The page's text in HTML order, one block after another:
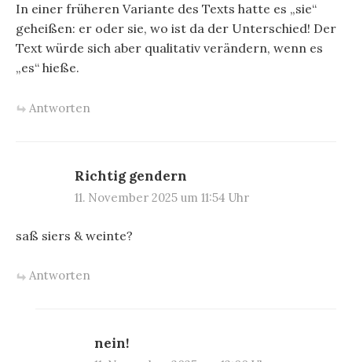
In einer früheren Variante des Texts hatte es „sie“
geheißen: er oder sie, wo ist da der Unterschied! Der
Text würde sich aber qualitativ verändern, wenn es
„es“ hieße.
Antworten
Richtig gendern
11. November 2025 um 11:54 Uhr
saß siers & weinte?
Antworten
nein!